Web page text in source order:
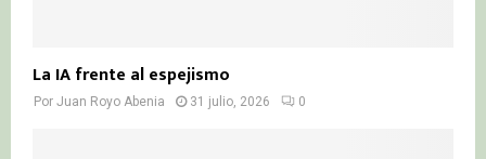
La IA frente al espejismo
Por Juan Royo Abenia 31 julio, 2026 0